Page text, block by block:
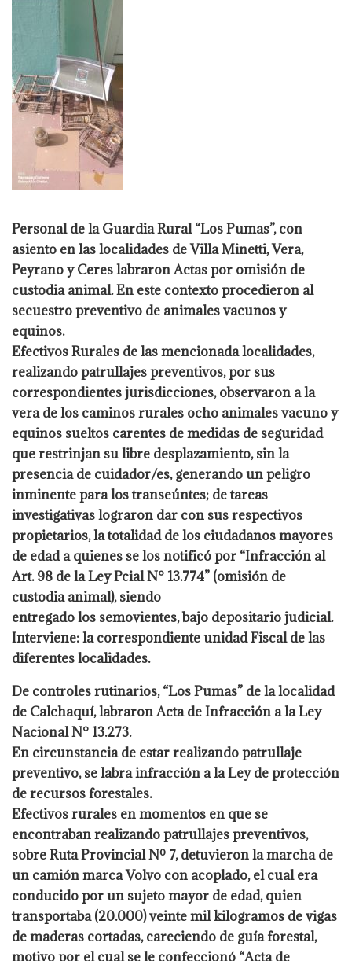
Personal de la Guardia Rural “Los Pumas”, con
asiento en las localidades de VillaMinetti, Vera,
Peyrano y Ceres labraron Actas por omisión de
custodia animal. En este contexto procedieron al
secuestro preventivo de animales vacunos y
equinos.
Efectivos Rurales de las mencionada localidades,
realizando patrullajes preventivos, por sus
correspondientes jurisdicciones, observaron a la
vera de los caminos rurales ocho animales vacuno y
equinos sueltos carentes de medidas de seguridad
que restrinjan sulibre desplazamiento, sin la
presencia de cuidador/es, generando un peligro
inminentepara los transeúntes; de tareas
investigativas lograron dar con sus respectivos
propietarios, la totalidad de los ciudadanos mayores
de edad a quienes se los notificó por “Infracción al
Art. 98 de la Ley Pcial N° 13.774” (omisión de
custodia animal), siendo
entregado los semovientes, bajo depositario judicial.
Interviene: la correspondienteunidad Fiscal de las
diferentes localidades.
De controles rutinarios, “Los Pumas” de la localidad
de Calchaquí, labraron Acta deInfracción a la Ley
Nacional N° 13.273.
En circunstancia de estar realizando patrullaje
preventivo, se labra infracción a la Ley deprotección
de recursos forestales.
Efectivos rurales en momentos en que se
encontraban realizando patrullajes preventivos,
sobre Ruta Provincial Nº 7, detuvieron la marcha de
un camión marca Volvo con acoplado,el cual era
conducido por un sujeto mayor de edad, quien
transportaba (20.000) veintemil kilogramos de vigas
de maderas cortadas, careciendo de guía forestal,
motivo por elcual se le confeccionó “Acta de